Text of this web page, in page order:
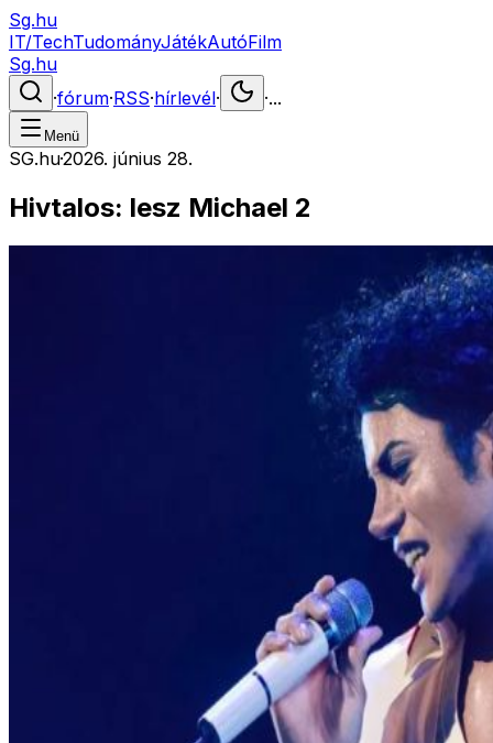
Sg.hu
IT/TechTudományJátékAutóFilm
Sg.hu
·fórum·RSS·hírlevél· ·...
Menü
SG.hu·2026. június 28.
Hivtalos: lesz Michael 2